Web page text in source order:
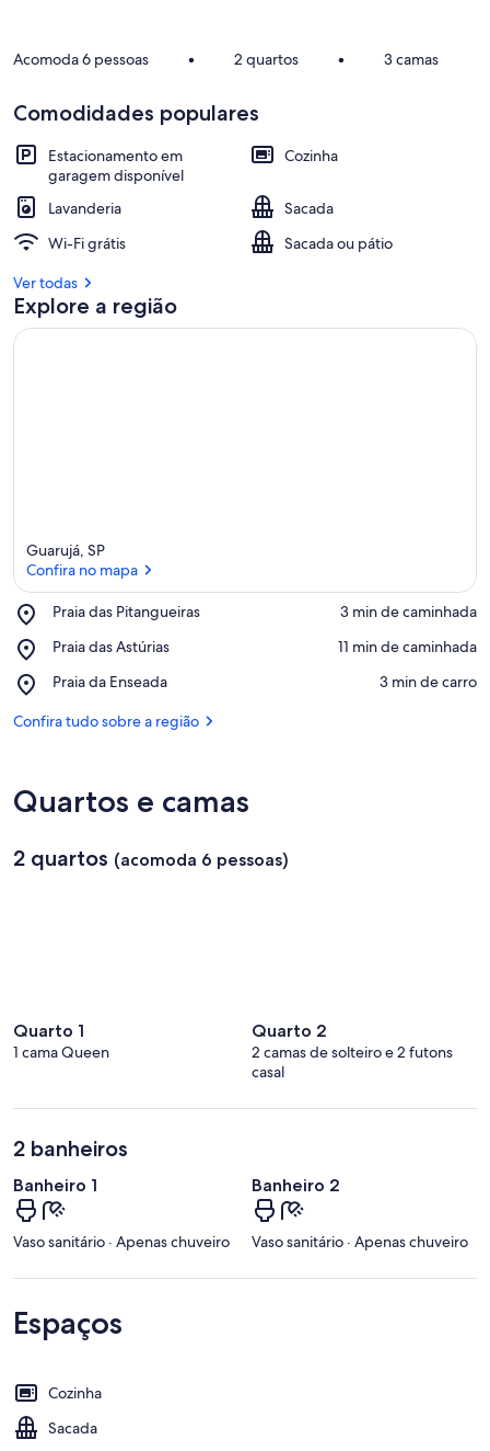
Acomoda 6 pessoas • 2 quartos • 3 camas
Comodidades populares
Estacionamento em
garagem disponível
Cozinha
Lavanderia
Sacada
Wi-Fi grátis
Sacada ou pátio
Ver todas
Explore a região
Guarujá, SP
Confira no mapa
Praia das Pitangueiras
Place,
das
‪3 min de caminhada‬
Praia das Astúrias
Place,
das
‪11 min de caminhada‬
Praia da Enseada
Place,
da
‪3 min de carro‬
Confira tudo sobre a região
Quartos e camas
2 quartos (acomoda 6 pessoas)
Quarto 1
1 cama Queen
Quarto 2
2 camas de solteiro e 2 futons
casal
2 banheiros
Banheiro 1
Vaso sanitário · Apenas chuveiro
Banheiro 2
Vaso sanitário · Apenas chuveiro
Espaços
Cozinha
Sacada